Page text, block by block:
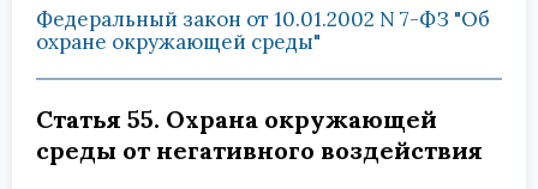
Федеральный закон от 10.01.2002 N 7-ФЗ "Об
охране окружающей среды"
Статья 55. Охрана окружающей
среды от негативного воздействия